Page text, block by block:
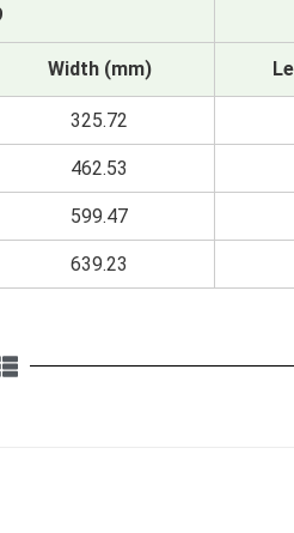
Width (mm)
325.72
462.53
599.47
639.23